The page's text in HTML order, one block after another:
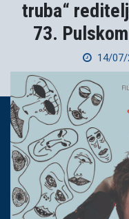
truba“
73.
14/07/